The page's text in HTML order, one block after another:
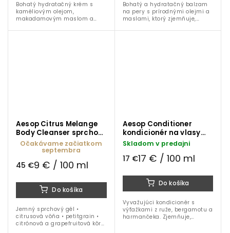
Bohatý hydratačný krém s
kaméliovým olejom,
makadamovým maslom a
vyživuje, upokojuje a chráni
Bohatý a hydratačný balzam
na pery s prírodnými olejmi a
maslami, ktorý zjemňuje,
vysušením. Vôňa cédrového
Aesop Citrus Melange
Body Cleanser sprchový
gél 500 ml
Očakávame začiatkom
septembra
45 €9 € / 100 ml
Do košíka
Jemný sprchový gél •
citrusová vôňa • petitgrain •
citrónová a grapefruitová kôra
Aesop Conditioner
kondicionér na vlasy
100 ml
Skladom v predajni
17 €17 € / 100 ml
Do košíka
Vyvažujúci kondicionér s
výťažkami z ruže, bergamotu a
harmančeka. Zjemňuje,